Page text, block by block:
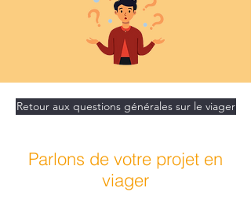
Retour aux questions générales sur le viager
Parlons de votre projet en
viager